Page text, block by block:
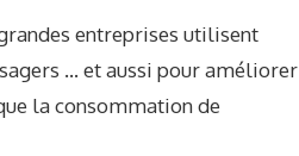
entreprises utilisent
… et aussi pour améliorer
la consommation de